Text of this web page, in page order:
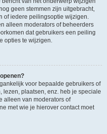
geen stemmen zijn uitgebracht,
of iedere peilingsoptie wijzigen.
alleen moderators of beheerders
dat gebruikers een peiling
opties te wijzigen.
voor bepaalde gebruikers of
lezen, plaatsen, enz. heb je speciale
alleen van moderators of
met wie je hierover contact moet